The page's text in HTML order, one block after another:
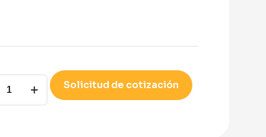
Solicitud de cotización